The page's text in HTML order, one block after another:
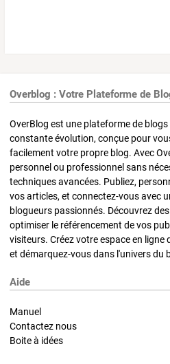
Overblog : Votre Plateforme de
OverBlog est une plateforme de blogs
constante évolution, conçue pour
facilement votre propre blog. Avec
personnel ou professionnel sans
techniques avancées. Publiez,
vos articles, et connectez-vous avec
blogueurs passionnés. Découvrez
optimiser le référencement de vos
visiteurs. Créez votre espace en ligne
et démarquez-vous dans l'univers du
Aide
Manuel
Contactez nous
Boite à idées